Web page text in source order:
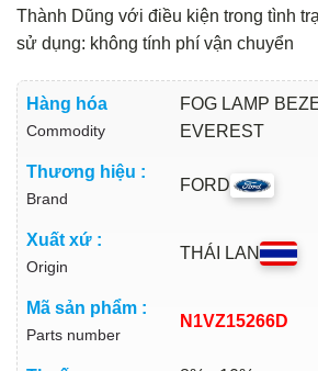
Thành Dũng với điều kiện trong tình
sử dụng: không tính phí vận chuyển
Hàng hóa
Commodity
FOG LAMP
EVEREST
Thương hiệu :
Brand
FORD
Xuất xứ :
Origin
THÁI LAN
Mã sản phẩm :
Parts number
N1VZ15266D